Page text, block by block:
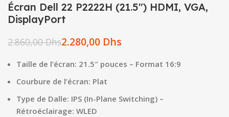
Écran Dell 22 P2222H (21.5″) HDMI, VGA,
DisplayPort
2.860,00Dhs2.280,00 Dhs
Taille de l’écran: 21.5″ pouces – Format 16:9
Courbure de l’écran: Plat
Type de Dalle: IPS (In-Plane Switching) –
Rétroéclairage: WLED